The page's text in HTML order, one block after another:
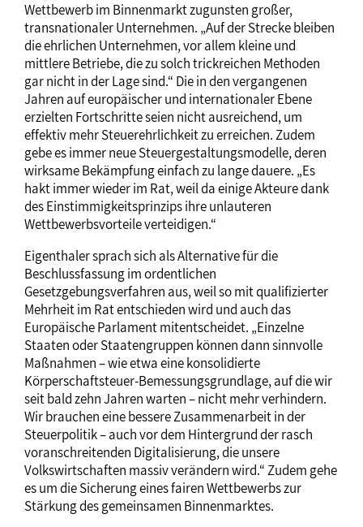
Wettbewerb im Binnenmarkt zugunsten großer,
transnationaler Unternehmen. „Auf der Strecke bleiben
die ehrlichen Unternehmen, vor allem kleine und
mittlere Betriebe, die zu solch trickreichen Methoden
gar nicht in der Lage sind.“ Die in den vergangenen
Jahren auf europäischer und internationaler Ebene
erzielten Fortschritte seien nicht ausreichend, um
effektiv mehr Steuerehrlichkeit zu erreichen. Zudem
gebe es immer neue Steuergestaltungsmodelle, deren
wirksame Bekämpfung einfach zu lange dauere. „Es
hakt immer wieder im Rat, weil da einige Akteure dank
des Einstimmigkeitsprinzips ihre unlauteren
Wettbewerbsvorteile verteidigen.“
Eigenthaler sprach sich als Alternative für die
Beschlussfassung im ordentlichen
Gesetzgebungsverfahren aus, weil so mit qualifizierter
Mehrheit im Rat entschieden wird und auch das
Europäische Parlament mitentscheidet. „Einzelne
Staaten oder Staatengruppen können dann sinnvolle
Maßnahmen – wie etwa eine konsolidierte
Körperschaftsteuer-Bemessungsgrundlage, auf die wir
seit bald zehn Jahren warten – nicht mehr verhindern.
Wir brauchen eine bessere Zusammenarbeit in der
Steuerpolitik – auch vor dem Hintergrund der rasch
voranschreitenden Digitalisierung, die unsere
Volkswirtschaften massiv verändern wird.“ Zudem gehe
es um die Sicherung eines fairen Wettbewerbs zur
Stärkung des gemeinsamen Binnenmarktes.